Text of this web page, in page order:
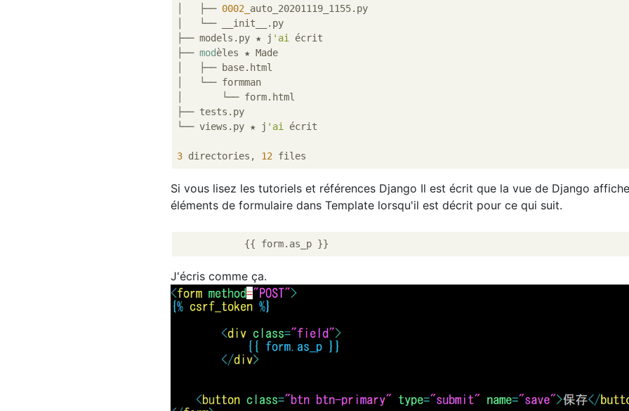
│   ├── 0002_ auto_20201119_1155.py
│   └── __init__.py
├── models.py ★ j 'ai
écrit
├── modèles ★ Made
│   ├── base.html
│   └── formman
│       └── form.html
├── tests.py
└── views.py ★ j 'ai écrit
3 directories, 12
Si vous lisez les tutoriels et références Django Il est écrit que la vue de Django
éléments de formulaire dans Template lorsqu'il est décrit pour ce qui suit.
J'écris comme ça.